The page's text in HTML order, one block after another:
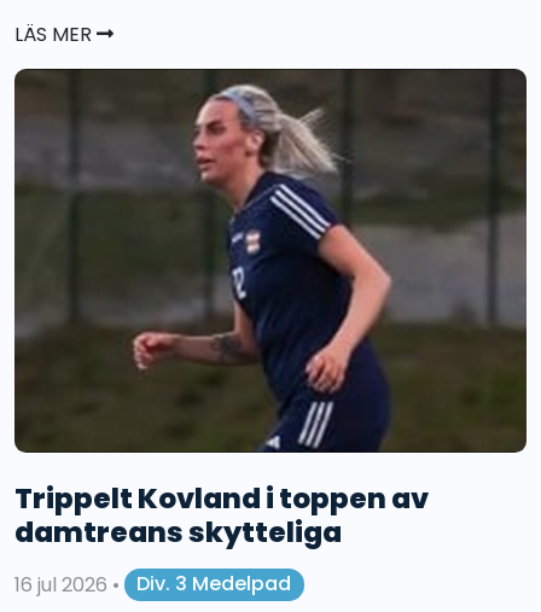
LÄS MER
Trippelt Kovland i toppen av
damtreans skytteliga
16 jul 2026 • Div. 3 Medelpad